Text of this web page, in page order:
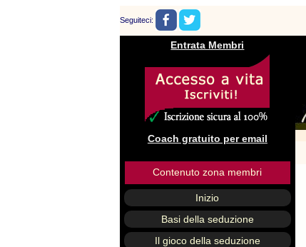
Seguiteci:
Entrata Membri
Coach gratuito per email
Contenuto zona membri
Inizio
Basi della seduzione
Il gioco della seduzione